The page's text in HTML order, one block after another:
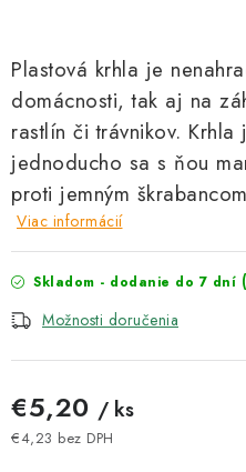
Plastová krhla je
domácnosti, tak aj na
rastlín či trávnikov. Krhla
jednoducho sa s ňou
proti jemným
Viac informácií
Skladom - dodanie do 7 dní
Možnosti doručenia
€5,20 / ks
€4,23 bez DPH